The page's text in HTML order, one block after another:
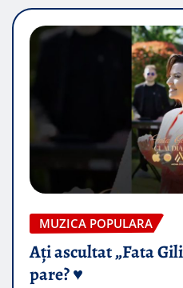
MUZICA POPULARA
Ați ascultat „Fata
pare? ♥️